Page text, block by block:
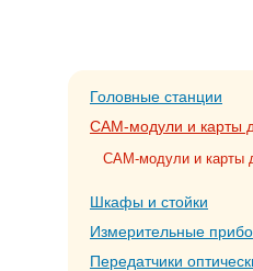
Головные станции
CAM-модули и карты
CAM-модули и карты
Шкафы и стойки
Измерительные
Передатчики